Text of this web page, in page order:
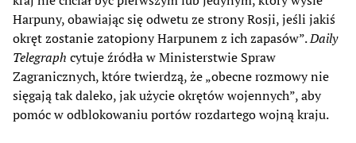
Harpuny, obawiając się odwetu ze strony Rosji, jeśli jakiś
okręt zostanie zatopiony Harpunem z ich zapasów”.Daily
Telegraph cytuje źródła w Ministerstwie Spraw
Zagranicznych, które twierdzą, że „obecne rozmowy nie
sięgają tak daleko, jak użycie okrętów wojennych”, aby
pomóc w odblokowaniu portów rozdartego wojną kraju.